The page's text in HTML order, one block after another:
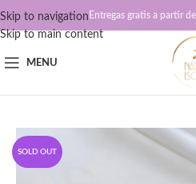
Skip to navigation
Skip to main content
Entregas gratis a partir
MENU
SOLD OUT